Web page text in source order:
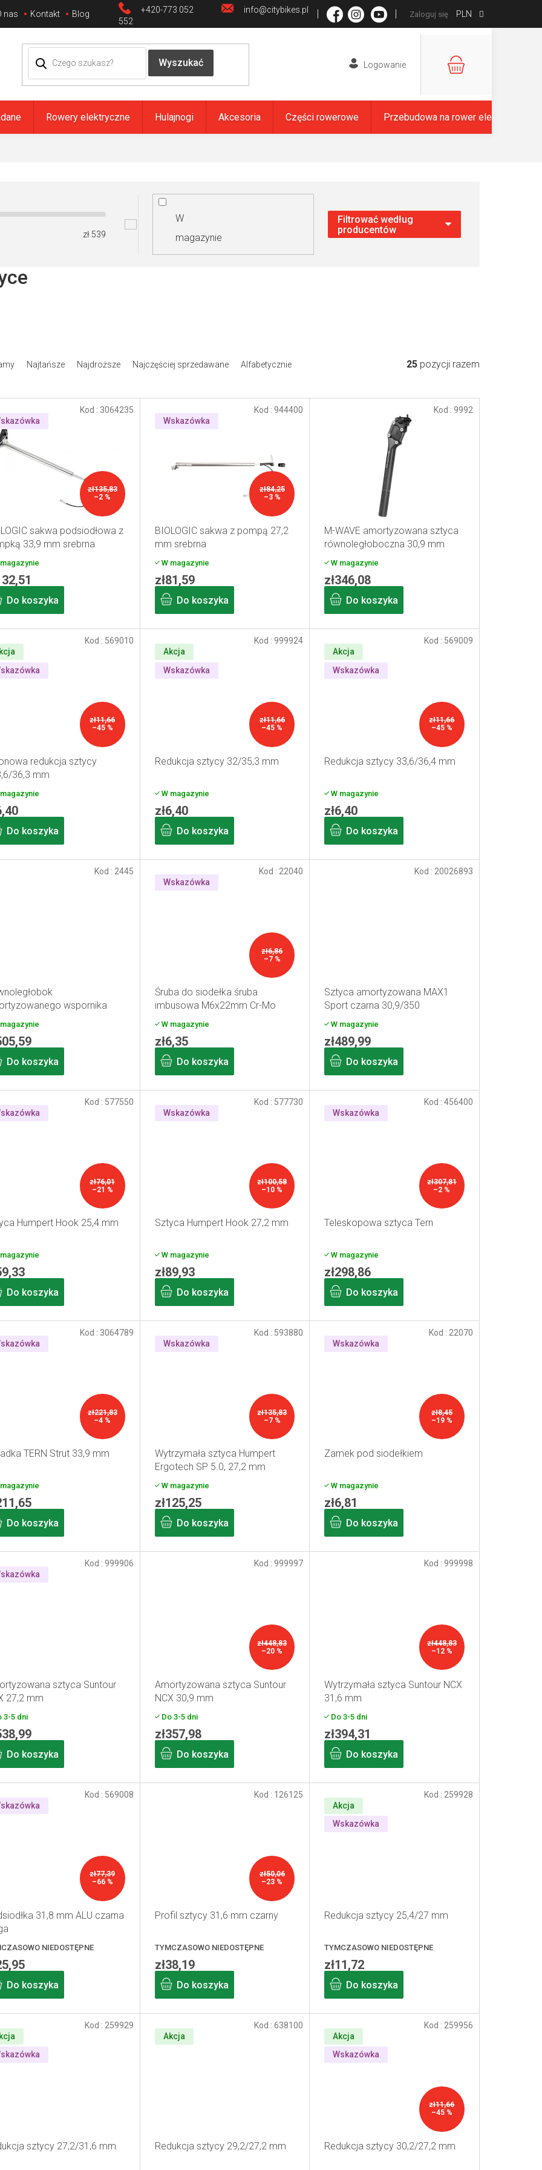
+420-773 052
552
info@citybikes.pl
nas Kontakt Blog PLN
Zaloguj się
KOSZYK
Rowery elektryczne Hulajnogi Akcesoria Części rowerowe Przebudowa na rower elektryczny
Najtańsze Najdroższe Najczęściej sprzedawane Alfabetycznie 25 pozycji razem
zł135,83
–2 %
sakwa podsiodłowa z
33,9 mm srebrna
Do koszyka
Kod : 3064235
Wskazówka
zł84,25
–3 %
BIOLOGIC sakwa z pompą 27,2
mm srebrna
W magazynie
zł81,59
Do koszyka
Kod :944400
M-WAVE amortyzowana sztyca
równoległoboczna 30,9 mm
W magazynie
zł346,08
Do koszyka
Kod : 9992
zł11,66
–45 %
redukcja sztycy
36,3 mm
Do koszyka
Kod : 569010
Akcja
Wskazówka
zł11,66
–45 %
Redukcja sztycy 32/35,3 mm
W magazynie
zł6,40
Do koszyka
Kod :999924
Akcja
Wskazówka
zł11,66
–45 %
Redukcja sztycy 33,6/36,4 mm
W magazynie
zł6,40
Do koszyka
Kod : 569009
wspornika
M-WAVE
Do koszyka
Kod : 2445
Wskazówka
zł6,86
–7 %
Śruba do siodełka śruba
imbusowa M6x22mm Cr-Mo
W magazynie
zł6,35
Do koszyka
Kod : 22040
Sztyca amortyzowana MAX1
Sport czarna 30,9/350
W magazynie
zł489,99
Do koszyka
Kod : 20026893
zł76,01
–21 %
Humpert Hook 25,4 mm
Do koszyka
Kod : 577550
Wskazówka
zł100,58
–10 %
Sztyca Humpert Hook 27,2 mm
W magazynie
zł89,93
Do koszyka
Kod : 577730
Wskazówka
zł307,81
–2 %
Teleskopowa sztyca Tern
W magazynie
zł298,86
Do koszyka
Kod : 456400
zł221,83
–4 %
TERN Strut 33,9 mm
Do koszyka
Kod : 3064789
Wskazówka
zł135,83
–7 %
Wytrzymała sztyca Humpert
Ergotech SP 5.0, 27,2 mm
W magazynie
zł125,25
Do koszyka
Kod : 593880
Wskazówka
zł8,45
–19 %
Zamek pod siodełkiem
W magazynie
zł6,81
Do koszyka
Kod : 22070
sztyca Suntour
27,2 mm
3-5 dni
Do koszyka
Kod : 999906
zł448,83
–20 %
Amortyzowana sztyca Suntour
NCX 30,9 mm
Do 3-5 dni
zł357,98
Do koszyka
Kod :999997
zł448,83
–12 %
Wytrzymała sztyca Suntour NCX
31,6 mm
Do 3-5 dni
zł394,31
Do koszyka
Kod : 999998
zł77,39
–66 %
31,8 mm ALU czarna
NIEDOSTĘPNE
Do koszyka
Kod : 569008
zł50,06
–23 %
Profil sztycy 31,6 mm czarny
TYMCZASOWO NIEDOSTĘPNE
zł38,19
Do koszyka
Kod : 126125
Akcja
Wskazówka
Redukcja sztycy 25,4/27 mm
TYMCZASOWO NIEDOSTĘPNE
zł11,72
Do koszyka
Kod : 259928
sztycy 27,2/31,6 mm
Kod : 259929
Akcja
Redukcja sztycy 29,2/27,2 mm
Kod :638100
Akcja
Wskazówka
zł11,66
–45 %
Redukcja sztycy 30,2/27,2 mm
Kod : 259956
zł 539
W
magazynie